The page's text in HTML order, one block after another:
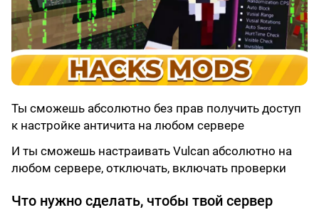
Ты сможешь абсолютно без прав получить доступ
к настройке античита на любом сервере
И ты сможешь настраивать Vulcan абсолютно на
любом сервере, отключать, включать проверки
Что нужно сделать, чтобы твой сервер